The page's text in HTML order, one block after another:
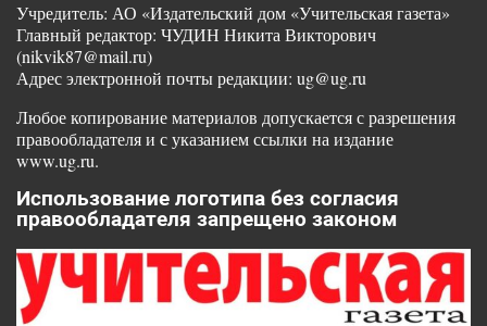
Учредитель: АО «Издательский дом «Учительская газета»
Главный редактор: ЧУДИН Никита Викторович
(nikvik87@mail.ru)
Адрес электронной почты редакции: ug@ug.ru
Любое копирование материалов допускается с разрешения
правообладателя и с указанием ссылки на издание
www.ug.ru.
Использование логотипа без согласия
правообладателя запрещено законом